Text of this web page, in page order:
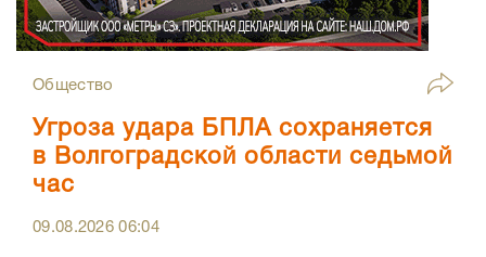
Общество
Угроза удара БПЛА сохраняется
в Волгоградской области седьмой
час
09.08.202606:04